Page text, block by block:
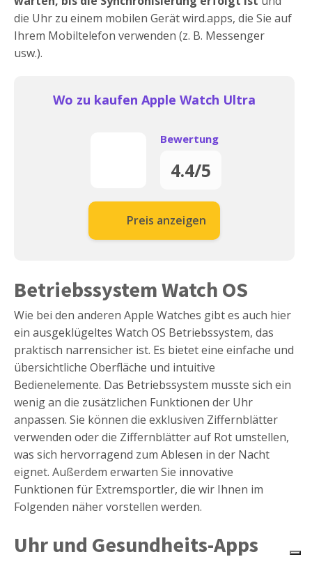
die Uhr zu einem mobilen Gerät wird.apps, die Sie auf
Ihrem Mobiltelefon verwenden (z. B. Messenger
usw.).
Wo zu kaufen Apple Watch Ultra
Bewertung
4.4/5
Preis anzeigen
Betriebssystem Watch OS
Wie bei den anderen Apple Watches gibt es auch hier
ein ausgeklügeltes Watch OS Betriebssystem, das
praktisch narrensicher ist. Es bietet eine einfache und
übersichtliche Oberfläche und intuitive
Bedienelemente. Das Betriebssystem musste sich ein
wenig an die zusätzlichen Funktionen der Uhr
anpassen. Sie können die exklusiven Ziffernblätter
verwenden oder die Ziffernblätter auf Rot umstellen,
was sich hervorragend zum Ablesen in der Nacht
eignet. Außerdem erwarten Sie innovative
Funktionen für Extremsportler, die wir Ihnen im
Folgenden näher vorstellen werden.
Uhr und Gesundheits-Apps
Apple Watch Ultra
Bewertung:4.4/5